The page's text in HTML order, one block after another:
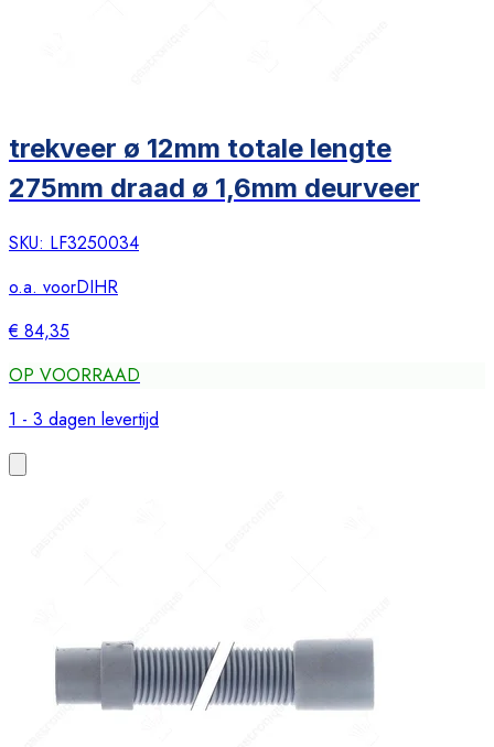
trekveer ø 12mm totale lengte
275mm draad ø 1,6mm deurveer
SKU: LF3250034
o.a. voorDIHR
€ 84,35
OP VOORRAAD
1 - 3 dagen levertijd